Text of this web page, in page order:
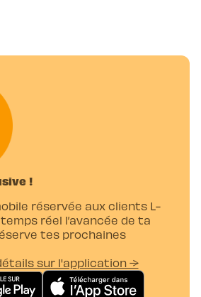
!
réservée aux clients L-
réel l’avancée de ta
tes prochaines
sur l'application →